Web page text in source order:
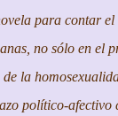
para contar el
no sólo en el
la
político-afectivo